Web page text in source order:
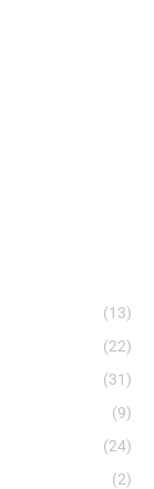
(13)
(22)
(31)
(9)
(24)
(2)